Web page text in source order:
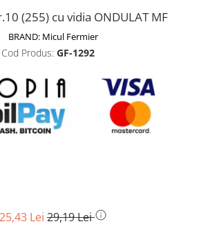
fierastraie
porumb
(255) cu vidia ONDULAT MF
BRAND: Micul Fermier
Cod Produs: GF-1292
25,43 Lei 29,19 Lei